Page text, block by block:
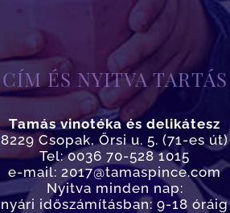
CÍM ÉS NYITVA TARTÁS
Tamás vinotéka és delikátesz
8229 Csopak, Őrsi u. 5. (71-es út)
Tel: 0036 70-528 1015
e-mail: 2017@tamaspince.com
Nyitva minden nap:
nyári időszámításban: 9-18 óráig